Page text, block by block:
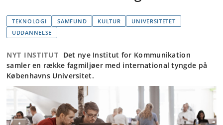
TEKNOLOGI SAMFUND KULTUR
UNIVERSITETET
UDDANNELSE
NYT INSTITUT Det nye Institut for Kommunikation
samler en række fagmiljøer med international tyngde på
Københavns Universitet.